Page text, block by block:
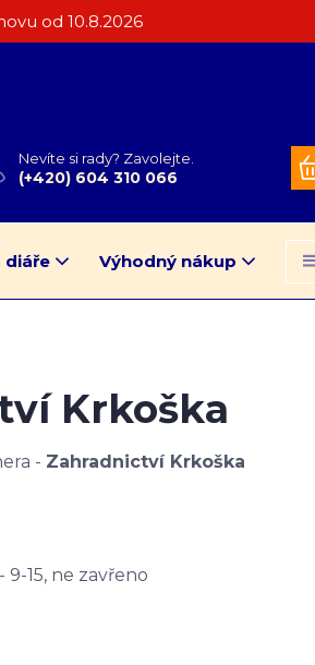
od 10.8.2026
Nevíte si rady? Zavolejte.
(+420) 604 310 066
diáře Výhodný nákup
Krkoška
- Zahradnictví Krkoška
9-15, ne zavřeno